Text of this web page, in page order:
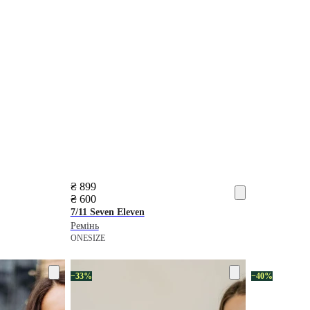
₴ 899
₴ 600
7/11 Seven Eleven
Ремінь
ONESIZE
−33% −40%